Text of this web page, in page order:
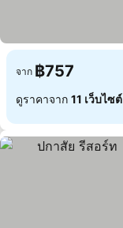
จาก ฿757
ดูราคาจาก 11 เว็บไซต์